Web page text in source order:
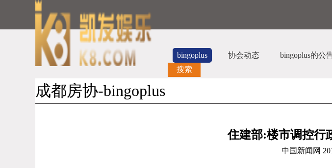
bingoplus 协会动态 bingoplus的公
搜索
成都房协-bingoplus
住建部:楼市调控行
中国新闻网